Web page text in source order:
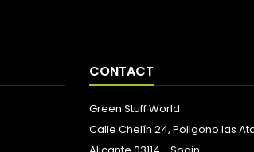
CONTACT
Green Stuff World
Calle Chelín 24, Poligono las